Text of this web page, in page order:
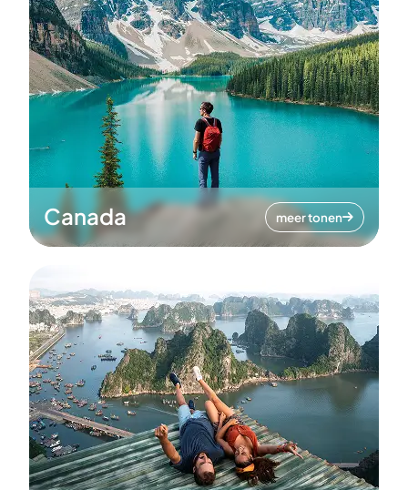
Canada meer tonen